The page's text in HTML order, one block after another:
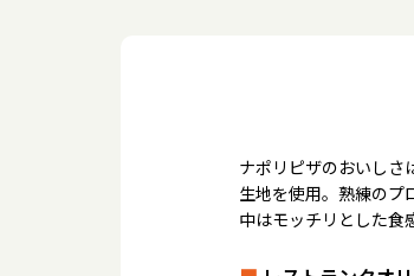
ナポリピザのおいしさ
生地を使用。熟練のプ
中はモッチリとした食